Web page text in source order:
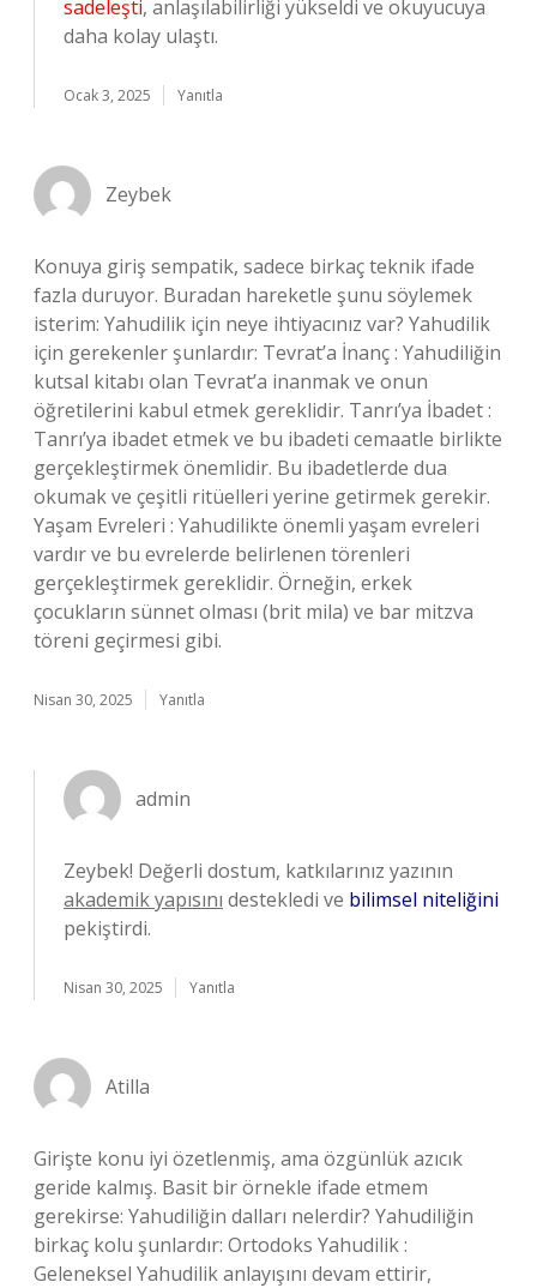
sadeleşti, anlaşılabilirliği yükseldi ve okuyucuya
daha kolay ulaştı.
Ocak 3, 2025 Yanıtla
Zeybek
Konuya giriş sempatik, sadece birkaç teknik ifade
fazla duruyor. Buradan hareketle şunu söylemek
isterim: Yahudilik için neye ihtiyacınız var? Yahudilik
için gerekenler şunlardır: Tevrat’a İnanç : Yahudiliğin
kutsal kitabı olan Tevrat’a inanmak ve onun
öğretilerini kabul etmek gereklidir. Tanrı’ya İbadet :
Tanrı’ya ibadet etmek ve bu ibadeti cemaatle birlikte
gerçekleştirmek önemlidir. Bu ibadetlerde dua
okumak ve çeşitli ritüelleri yerine getirmek gerekir.
Yaşam Evreleri : Yahudilikte önemli yaşam evreleri
vardır ve bu evrelerde belirlenen törenleri
gerçekleştirmek gereklidir. Örneğin, erkek
çocukların sünnet olması (brit mila) ve bar mitzva
töreni geçirmesi gibi.
Nisan 30, 2025 Yanıtla
admin
Zeybek! Değerli dostum, katkılarınız yazının
akademik yapısını destekledi ve bilimsel niteliğini
pekiştirdi.
Nisan 30, 2025 Yanıtla
Atilla
Girişte konu iyi özetlenmiş, ama özgünlük azıcık
geride kalmış. Basit bir örnekle ifade etmem
gerekirse: Yahudiliğin dalları nelerdir? Yahudiliğin
birkaç kolu şunlardır: Ortodoks Yahudilik :
Geleneksel Yahudilik anlayışını devam ettirir,